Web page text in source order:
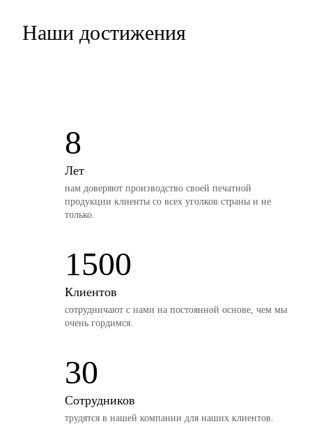
Наши достижения
8
Лет
нам доверяют производство своей печатной
продукции клиенты со всех уголков страны и не
только.
1500
Клиентов
сотрудничают с нами на постоянной основе, чем мы
очень гордимся.
30
Сотрудников
трудятся в нашей компании для наших клиентов.